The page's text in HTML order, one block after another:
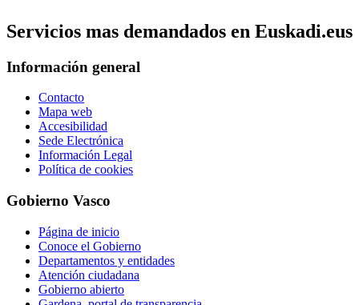
Servicios mas demandados en Euskadi.eus
Información general
Contacto
Mapa web
Accesibilidad
Sede Electrónica
Información Legal
Política de cookies
Gobierno Vasco
Página de inicio
Conoce el Gobierno
Departamentos y entidades
Atención ciudadana
Gobierno abierto